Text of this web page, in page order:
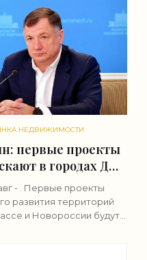
НЕДВИЖИМОСТИ
первые проекты
в городах ДНР
- . Первые проекты
развития территорий
и Новороссии будут